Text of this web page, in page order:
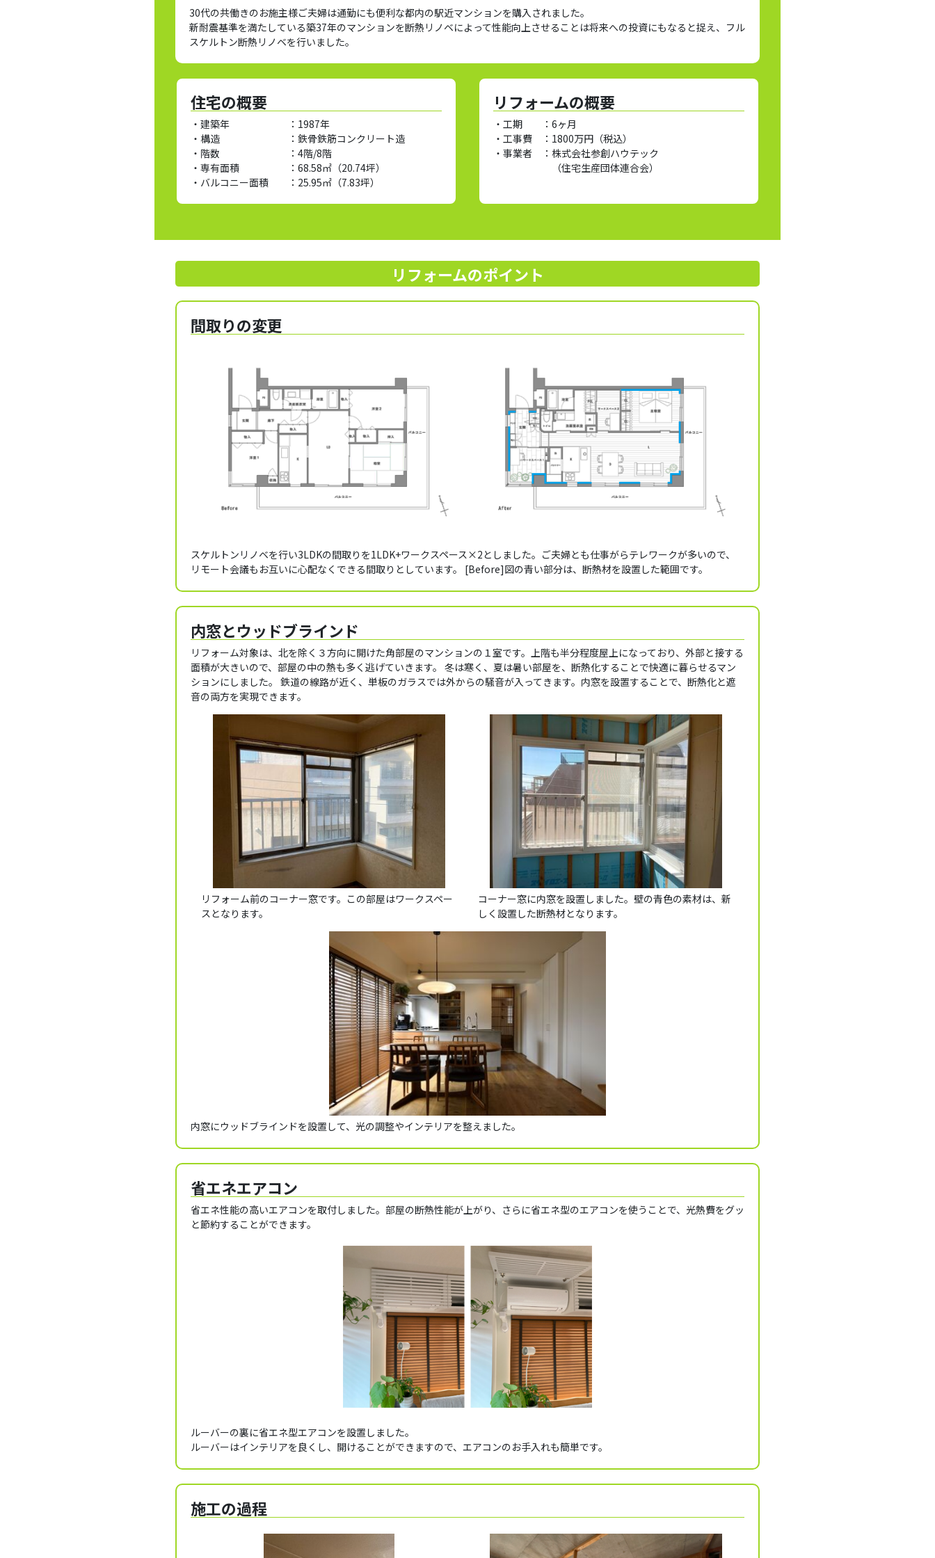
30代の共働きのお施主様ご夫婦は通勤にも便利な都内の駅近マンションを購入されました。
新耐震基準を満たしている築37年のマンションを断熱リノベによって性能向上させることは将来への投資にもなると捉え、フル
スケルトン断熱リノベを行いました。
住宅の概要
・建築年 ： 1987年
・構造 ： 鉄骨鉄筋コンクリート造
・階数 ： 4階/8階
・専有面積 ： 68.58㎡（20.74坪）
・バルコニー面積 ： 25.95㎡（7.83坪）
リフォームの概要
・工期 ： 6ヶ月
・工事費 ： 1800万円（税込）
・事業者 ： 株式会社参創ハウテック
（住宅生産団体連合会）
リフォームのポイント
間取りの変更
スケルトンリノベを行い3LDKの間取りを1LDK+ワークスペース×2としました。ご夫婦とも仕事がらテレワークが多いので、
リモート会議もお互いに心配なくできる間取りとしています。 [Before]図の青い部分は、断熱材を設置した範囲です。
内窓とウッドブラインド
リフォーム対象は、北を除く３方向に開けた角部屋のマンションの１室です。上階も半分程度屋上になっており、外部と接する
面積が大きいので、部屋の中の熱も多く逃げていきます。 冬は寒く、夏は暑い部屋を、断熱化することで快適に暮らせるマン
ションにしました。 鉄道の線路が近く、単板のガラスでは外からの騒音が入ってきます。内窓を設置することで、断熱化と遮
音の両方を実現できます。
リフォーム前のコーナー窓です。この部屋はワークスペー
スとなります。
コーナー窓に内窓を設置しました。壁の青色の素材は、新
しく設置した断熱材となります。
内窓にウッドブラインドを設置して、光の調整やインテリアを整えました。
省エネエアコン
省エネ性能の高いエアコンを取付しました。部屋の断熱性能が上がり、さらに省エネ型のエアコンを使うことで、光熱費をグッ
と節約することができます。
ルーバーの裏に省エネ型エアコンを設置しました。
ルーバーはインテリアを良くし、開けることができますので、エアコンのお手入れも簡単です。
施工の過程